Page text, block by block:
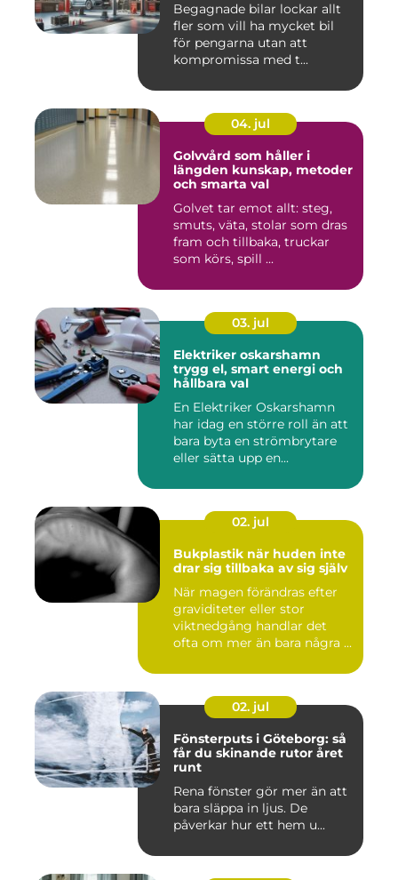
Begagnade bilar lockar allt
fler som vill ha mycket bil
för pengarna utan att
kompromissa med t...
04. jul
Golvvård som håller i
längden kunskap, metoder
och smarta val
Golvet tar emot allt: steg,
smuts, väta, stolar som dras
fram och tillbaka, truckar
som körs, spill ...
03. jul
Elektriker oskarshamn
trygg el, smart energi och
hållbara val
En Elektriker Oskarshamn
har idag en större roll än att
bara byta en strömbrytare
eller sätta upp en...
02. jul
Bukplastik när huden inte
drar sig tillbaka av sig själv
När magen förändras efter
graviditeter eller stor
viktnedgång handlar det
ofta om mer än bara några ...
02. jul
Fönsterputs i Göteborg: så
får du skinande rutor året
runt
Rena fönster gör mer än att
bara släppa in ljus. De
påverkar hur ett hem u...